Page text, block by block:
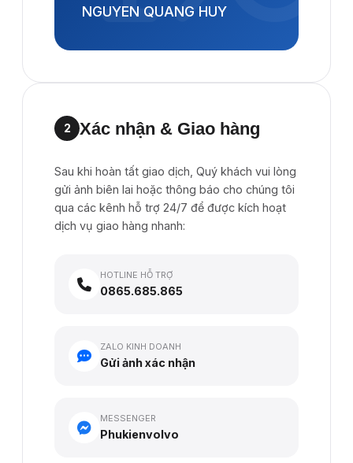
NGUYEN QUANG HUY
2 Xác nhận & Giao hàng
Sau khi hoàn tất giao dịch, Quý khách vui lòng
gửi ảnh biên lai hoặc thông báo cho chúng tôi
qua các kênh hỗ trợ 24/7 để được kích hoạt
dịch vụ giao hàng nhanh:
HOTLINE HỖ TRỢ
0865.685.865
ZALO KINH DOANH
Gửi ảnh xác nhận
MESSENGER
Phukienvolvo